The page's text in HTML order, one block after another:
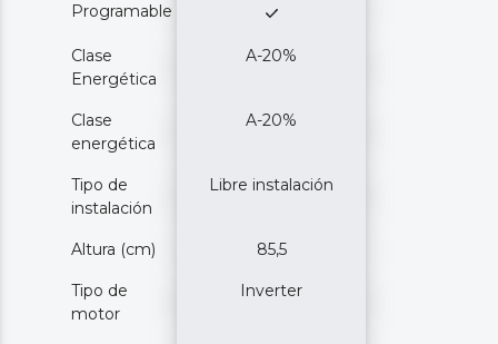
Programable
Clase
Energética
A-20%
Clase
energética
A-20%
Tipo de
instalación
Libre instalación
Altura (cm) 85,5
Tipo de
motor
Inverter